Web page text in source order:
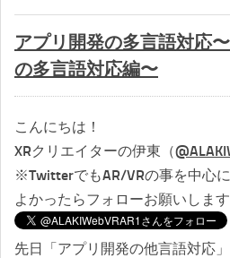
アプリ開発の多言語対応
の多言語対応編〜
こんにちは！
XRクリエイターの伊東（
※TwitterでもAR/VRの事を中心に
よかったらフォローお願いします
先日「アプリ開発の他言語対応